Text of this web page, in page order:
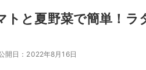
トと夏野菜で簡単！ラ
開日：2022年8月16日